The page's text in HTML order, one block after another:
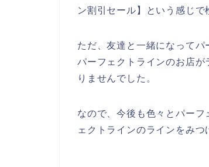
ン割引セール】という感じで
ただ、友達と一緒になってパ
パーフェクトラインのお店
りませんでした。
なので、今後も色々とパー
ェクトラインのラインをみ